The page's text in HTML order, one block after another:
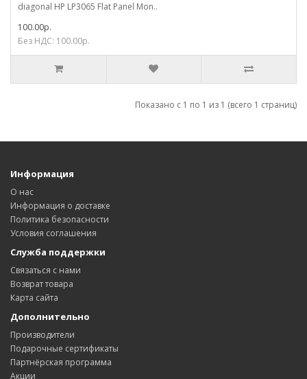
diagonal HP LP3065 Flat Panel Mon..
100.00р.
Без НДС: 100.00р.
Показано с 1 по 1 из 1 (всего 1 страниц)
Информация
О нас
Информация о доставке
Политика безопасности
Условия соглашения
Служба поддержки
Связаться с нами
Возврат товара
Карта сайта
Дополнительно
Производители
Подарочные сертификаты
Партнёрская программа
Акции